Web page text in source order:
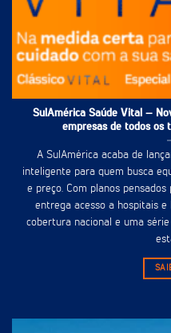
SulAmérica Saúde Vital –
empresas de todos os
A SulAmérica acaba de
inteligente para quem busca
e preço. Com planos
entrega acesso a hospitais
cobertura nacional e uma